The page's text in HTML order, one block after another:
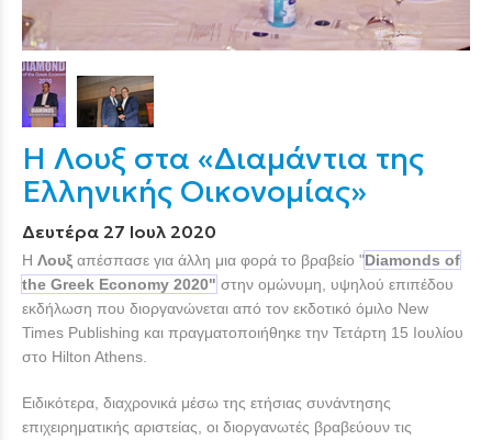
Η Λουξ στα «Διαμάντια της
Ελληνικής Οικονομίας»
Δευτέρα 27 Ιουλ 2020
Η Λουξ απέσπασε για άλλη μια φορά το βραβείο "Diamonds of
the Greek Economy 2020" στην ομώνυμη, υψηλού επιπέδου
εκδήλωση που διοργανώνεται από τον εκδοτικό όμιλο New
Times Publishing και πραγματοποιήθηκε την Τετάρτη 15 Ιουλίου
στο Hilton Athens.
Ειδικότερα, διαχρονικά μέσω της ετήσιας συνάντησης
επιχειρηματικής αριστείας, οι διοργανωτές βραβεύουν τις